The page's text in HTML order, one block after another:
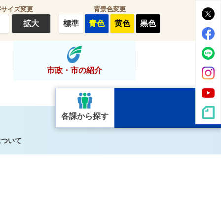
イズ変更
拡大
背景色変更
標準 青色 黄色 黒色
市政・市の紹介
各課から探す
いて